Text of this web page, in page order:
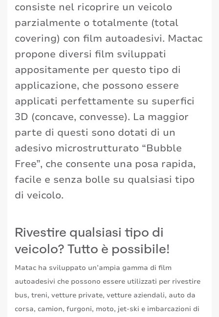
consiste nel ricoprire un veicolo
parzialmente o totalmente (total
covering) con film autoadesivi. Mactac
propone diversi film sviluppati
appositamente per questo tipo di
applicazione, che possono essere
applicati perfettamente su superfici
3D (concave, convesse). La maggior
parte di questi sono dotati di un
adesivo microstrutturato “Bubble
Free”, che consente una posa rapida,
facile e senza bolle su qualsiasi tipo
di veicolo.
Rivestire qualsiasi tipo di
veicolo? Tutto è possibile!
Matac ha sviluppato un’ampia gamma di film
autoadesivi che possono essere utilizzati per rivestire
bus, treni, vetture private, vetture aziendali, auto da
corsa, camion, furgoni, moto, jet-ski e imbarcazioni di